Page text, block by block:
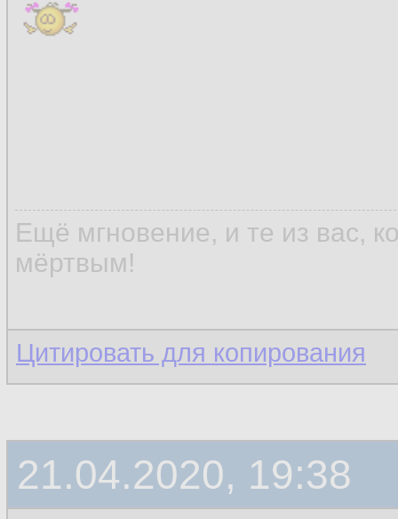
Ещё мгновение, и те из вас,
мёртвым!
Цитировать для копирования
21.04.2020, 19:38